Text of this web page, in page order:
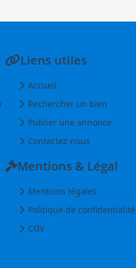
Liens utiles
Accueil
Rechercher un bien
Publier une annonce
Contactez-nous
Mentions & Légal
Mentions légales
Politique de confidentialité
CGV